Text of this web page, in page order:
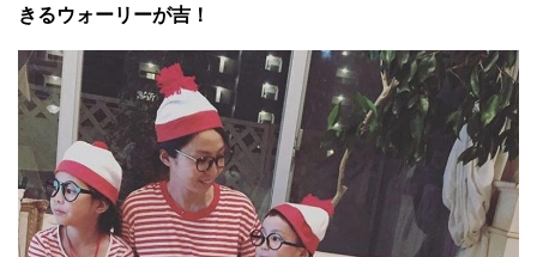
きるウォーリーが吉！